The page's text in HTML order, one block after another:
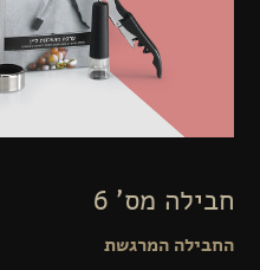
חבילה מס' 6
החבילה המרגשת